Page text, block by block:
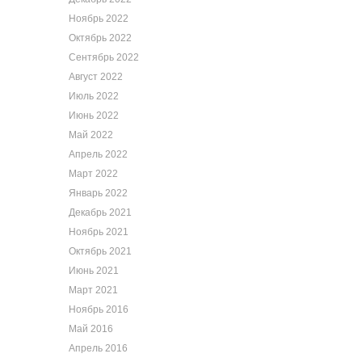
Ноябрь 2022
Октябрь 2022
Сентябрь 2022
Август 2022
Июль 2022
Июнь 2022
Май 2022
Апрель 2022
Март 2022
Январь 2022
Декабрь 2021
Ноябрь 2021
Октябрь 2021
Июнь 2021
Март 2021
Ноябрь 2016
Май 2016
Апрель 2016